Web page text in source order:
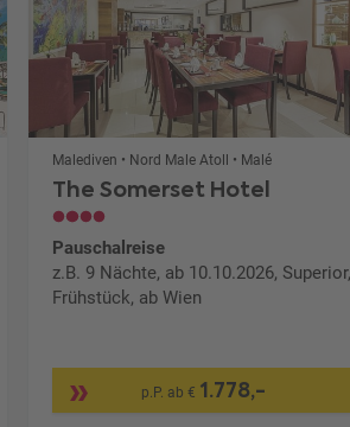
Malediven • Nord Male Atoll • Malé
The Somerset Hotel
Pauschalreise
z.B. 9 Nächte, ab 10.10.2026, Superior,
Frühstück, ab Wien
p.P. ab € 1.778,-